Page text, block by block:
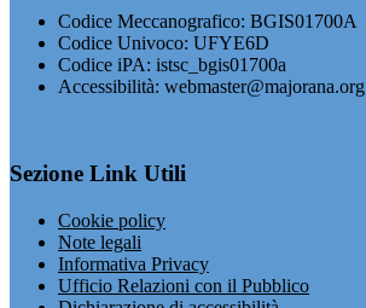
Codice Meccanografico: BGIS01700A
Codice Univoco: UFYE6D
Codice iPA: istsc_bgis01700a
Accessibilità: webmaster@majorana.org
Sezione Link Utili
Cookie policy
Note legali
Informativa Privacy
Ufficio Relazioni con il Pubblico